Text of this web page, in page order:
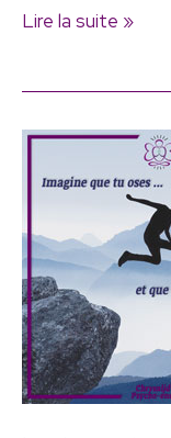
Lire la suite »
Imagine
que
oses
…
et
que
tout